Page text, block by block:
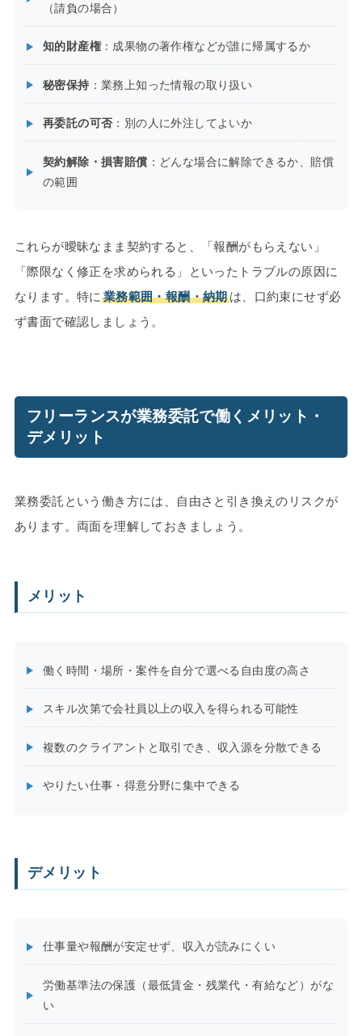
（請負の場合）
知的財産権：成果物の著作権などが誰に帰属するか
秘密保持 ：業務上知った情報の取り扱い
再委託の可否：別の人に外注してよいか
契約解除・損害賠償 ：どんな場合に解除できるか、賠償
の範囲
これらが曖昧なまま契約すると、「報酬がもらえない」
「際限なく修正を求められる」といったトラブルの原因に
なります。特に 業務範囲・報酬・納期は、口約束にせず必
ず書面で確認しましょう。
フリーランスが業務委託で働くメリット・
デメリット
業務委託という働き方には、自由さと引き換えのリスクが
あります。両面を理解しておきましょう。
メリット
働く時間・場所・案件を自分で選べる自由度の高さ
スキル次第で会社員以上の収入を得られる可能性
複数のクライアントと取引でき、収入源を分散できる
やりたい仕事・得意分野に集中できる
デメリット
仕事量や報酬が安定せず、収入が読みにくい
労働基準法の保護（最低賃金・残業代・有給など）がな
い